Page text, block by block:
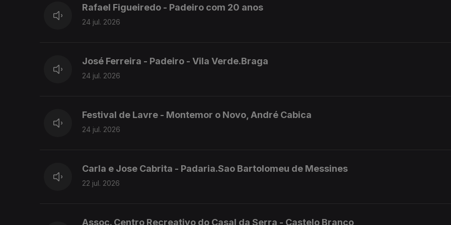
Rafael Figueiredo - Padeiro com 20 anos
24 jul. 2026
José Ferreira - Padeiro - Vila Verde.Braga
24 jul. 2026
Festival de Lavre - Montemor o Novo, André Cabica
24 jul. 2026
Carla e Jose Cabrita - Padaria.Sao Bartolomeu de Messines
22 jul. 2026
Assoc. Centro Recreativo do Casal da Serra - Castelo Branco